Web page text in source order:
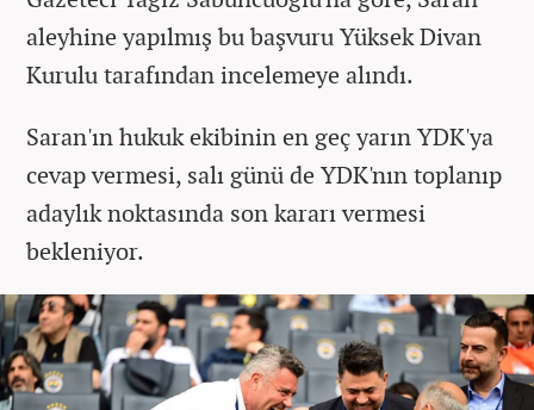
aleyhine yapılmış bu başvuru Yüksek Divan
Kurulu tarafından incelemeye alındı.
Saran'ın hukuk ekibinin en geç yarın YDK'ya
cevap vermesi, salı günü de YDK'nın toplanıp
adaylık noktasında son kararı vermesi
bekleniyor.